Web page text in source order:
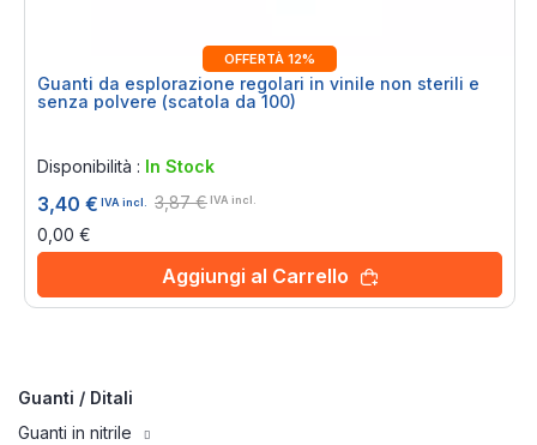
OFFERTÀ 12%
Guanti da esplorazione regolari in vinile non sterili e
senza polvere (scatola da 100)
Disponibilità : In Stock
3,40 € IVA incl. 3,87 € IVA incl.
0,00 €
Aggiungi al Carrello
Guanti / Ditali
Guanti in nitrile